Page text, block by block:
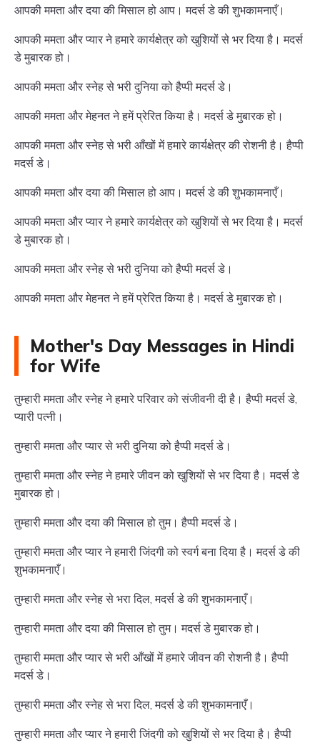
आपकी ममता और दया की मिसाल हो आप। मदर्स डे की शुभकामनाएँ।
आपकी ममता और प्यार ने हमारे कार्यक्षेत्र को खुशियों से भर दिया है। मदर्स
डे मुबारक हो।
आपकी ममता और स्नेह से भरी दुनिया को हैप्पी मदर्स डे।
आपकी ममता और मेहनत ने हमें प्रेरित किया है। मदर्स डे मुबारक हो।
आपकी ममता और स्नेह से भरी आँखों में हमारे कार्यक्षेत्र की रोशनी है। हैप्पी
मदर्स डे।
आपकी ममता और दया की मिसाल हो आप। मदर्स डे की शुभकामनाएँ।
आपकी ममता और प्यार ने हमारे कार्यक्षेत्र को खुशियों से भर दिया है। मदर्स
डे मुबारक हो।
आपकी ममता और स्नेह से भरी दुनिया को हैप्पी मदर्स डे।
आपकी ममता और मेहनत ने हमें प्रेरित किया है। मदर्स डे मुबारक हो।
Mother's Day Messages in Hindi
for Wife
तुम्हारी ममता और स्नेह ने हमारे परिवार को संजीवनी दी है। हैप्पी मदर्स डे,
प्यारी पत्नी।
तुम्हारी ममता और प्यार से भरी दुनिया को हैप्पी मदर्स डे।
तुम्हारी ममता और स्नेह ने हमारे जीवन को खुशियों से भर दिया है। मदर्स डे
मुबारक हो।
तुम्हारी ममता और दया की मिसाल हो तुम। हैप्पी मदर्स डे।
तुम्हारी ममता और प्यार ने हमारी जिंदगी को स्वर्ग बना दिया है। मदर्स डे की
शुभकामनाएँ।
तुम्हारी ममता और स्नेह से भरा दिल, मदर्स डे की शुभकामनाएँ।
तुम्हारी ममता और दया की मिसाल हो तुम। मदर्स डे मुबारक हो।
तुम्हारी ममता और प्यार से भरी आँखों में हमारे जीवन की रोशनी है। हैप्पी
मदर्स डे।
तुम्हारी ममता और स्नेह से भरा दिल, मदर्स डे की शुभकामनाएँ।
तुम्हारी ममता और प्यार ने हमारी जिंदगी को खुशियों से भर दिया है। हैप्पी